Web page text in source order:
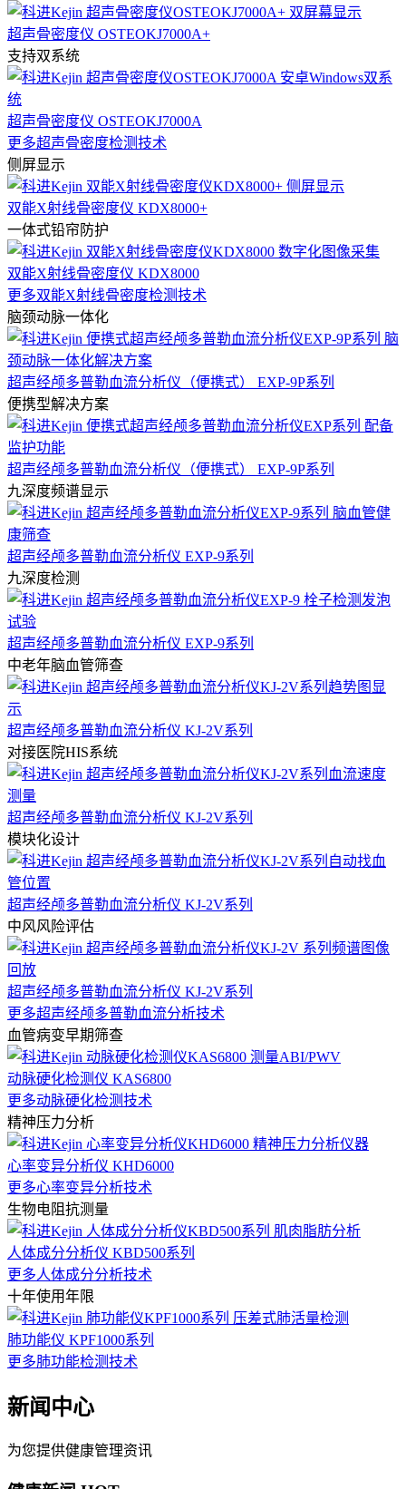
超声骨密度仪 OSTEOKJ7000A+
支持双系统
超声骨密度仪 OSTEOKJ7000A
更多超声骨密度检测技术
侧屏显示
双能X射线骨密度仪 KDX8000+
一体式铅帘防护
双能X射线骨密度仪 KDX8000
更多双能X射线骨密度检测技术
脑颈动脉一体化
超声经颅多普勒血流分析仪（便携式） EXP-9P系列
便携型解决方案
超声经颅多普勒血流分析仪（便携式） EXP-9P系列
九深度频谱显示
超声经颅多普勒血流分析仪 EXP-9系列
九深度检测
超声经颅多普勒血流分析仪 EXP-9系列
中老年脑血管筛查
超声经颅多普勒血流分析仪 KJ-2V系列
对接医院HIS系统
超声经颅多普勒血流分析仪 KJ-2V系列
模块化设计
超声经颅多普勒血流分析仪 KJ-2V系列
中风风险评估
超声经颅多普勒血流分析仪 KJ-2V系列
更多超声经颅多普勒血流分析技术
血管病变早期筛查
动脉硬化检测仪 KAS6800
更多动脉硬化检测技术
精神压力分析
心率变异分析仪 KHD6000
更多心率变异分析技术
生物电阻抗测量
人体成分分析仪 KBD500系列
更多人体成分分析技术
十年使用年限
肺功能仪 KPF1000系列
更多肺功能检测技术
新闻中心
为您提供健康管理资讯